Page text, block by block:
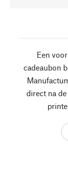
Een
cadeaubon
direct na